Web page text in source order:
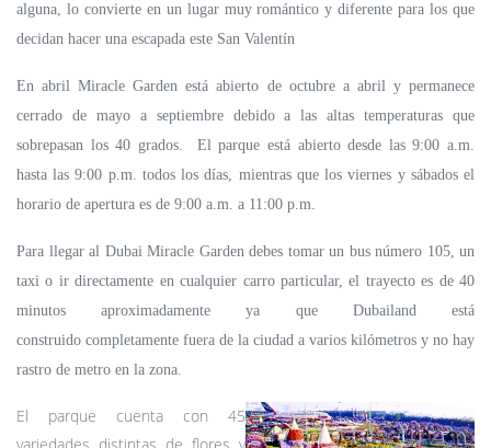
alguna, lo convierte en un lugar muy romántico y diferente para los que
decidan hacer una escapada este San Valentín
En abril Miracle Garden está abierto de octubre a abril y permanece
cerrado de mayo a septiembre debido a las altas temperaturas que
sobrepasan los 40 grados. El parque está abierto desde las 9:00 a.m.
hasta las 9:00 p.m. todos los días, mientras que los viernes y sábados el
horario de apertura es de 9:00 a.m. a 11:00 p.m.
Para llegar al Dubai Miracle Garden debes tomar un bus número 105, un
taxi o ir directamente en cualquier carro particular, el trayecto es de 40
minutos aproximadamente ya que Dubailand está
construido completamente fuera de la ciudad a varios kilómetros y no hay
rastro de metro en la zona.
El parque cuenta con 45